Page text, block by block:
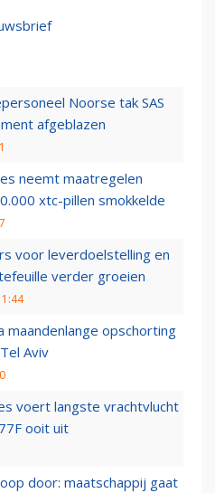
Noorse tak SAS
afgeblazen
neemt maatregelen
xtc-pillen smokkelde
voor leverdoelstelling en
verder groeien
maandenlange opschorting
Aviv
voert langste vrachtvlucht
ooit uit
door: maatschappij gaat